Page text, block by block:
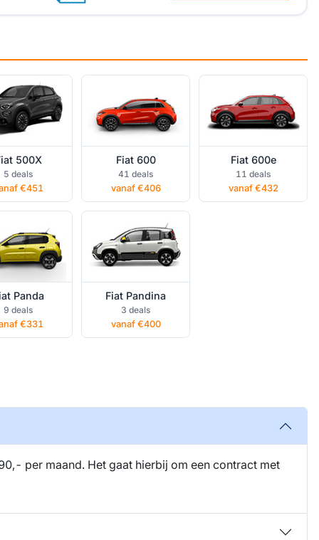
500X
5 deals
€451
Fiat 600
41 deals
vanaf €406
Fiat 600e
11 deals
vanaf €432
private
lease
Panda
9 deals
€331
Fiat Pandina
private lease
Fiat Pandina
3 deals
vanaf €400
per maand. Het gaat hierbij om een contract met